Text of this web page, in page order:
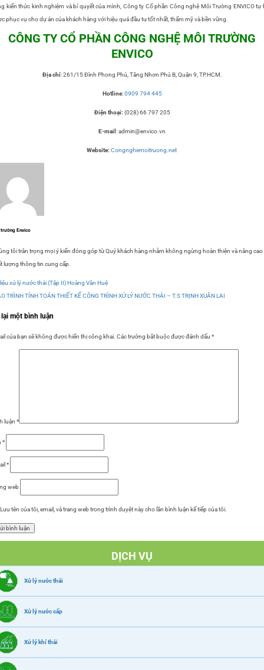
kiến thức kinh nghiệm và bí quyết của mình, Công ty Cổ phần Công nghệ Môi Trường ENVICO tự
phục vụ cho dự án của khách hàng với hiệu quả đầu tư tốt nhất, thẩm mỹ và bền vững.
CÔNG TY CỔ PHẦN CÔNG NGHỆ MÔI TRƯỜNG
ENVICO
Địa chỉ: 261/15 Đình Phong Phú, Tăng Nhơn Phú B, Quận 9, TP.HCM.
Hotline:0909 794 445
Điện thoại: (028) 66 797 205
E-mail : admin@envico.vn
Website: Congnghemoitruong.net
Envico
tôi trân trọng mọi ý kiến đóng góp từ Quý khách hàng nhằm không ngừng hoàn thiện và nâng cao
lượng thông tin cung cấp.
xử lý nước thải (Tập II) Hoàng Văn Huệ
TRÌNH TÍNH TOÁN THIẾT KẾ CÔNG TRÌNH XỬ LÝ NƯỚC THẢI – T.S TRỊNH XUÂN LAI
một bình luận
của bạn sẽ không được hiển thị công khai. Các trường bắt buộc được đánh dấu *
luận *
*
*
web
Lưu tên của tôi, email, và trang web trong trình duyệt này cho lần bình luận kế tiếp của tôi.
DỊCH VỤ
Xử lý nước thải
Xử lý nước cấp
Xử lý khí thải